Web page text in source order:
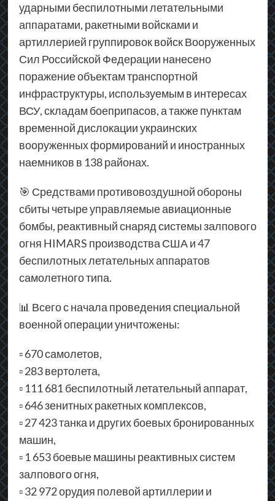
ударными беспилотными летательными
аппаратами, ракетными войсками и
артиллерией группировок войск Вооруженных
Сил Российской Федерации нанесено
поражение объектам транспортной
инфраструктуры, используемым в интересах
ВСУ, складам боеприпасов, а также пунктам
временной дислокации украинских
вооруженных формирований и иностранных
наемников в 138 районах.
🎯 Средствами противовоздушной обороны
сбиты четыре управляемые авиационные
бомбы, реактивный снаряд системы залпового
огня HIMARS производства США и 47
беспилотных летательных аппаратов
самолетного типа.
📊 Всего с начала проведения специальной
военной операции уничтожены:
▫ 670 самолетов,
▫ 283 вертолета,
▫ 111 681 беспилотный летательный аппарат,
▫ 646 зенитных ракетных комплексов,
▫ 27 423 танка и других боевых бронированных
машин,
▫ 1 653 боевые машины реактивных систем
залпового огня,
▫ 32 972 орудия полевой артиллерии и